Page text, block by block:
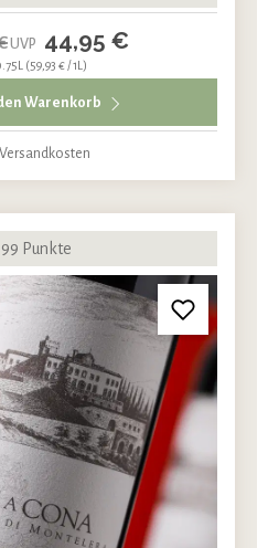
UVP 44,95 €
(59,93 € / 1L)
Warenkorb
Punkte